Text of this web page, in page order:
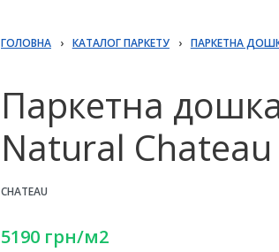
ГОЛОВНА › КАТАЛОГ ПАРКЕТУ › ПАРКЕТНА
Паркетна
Natural
CHATEAU
5190грн/м2